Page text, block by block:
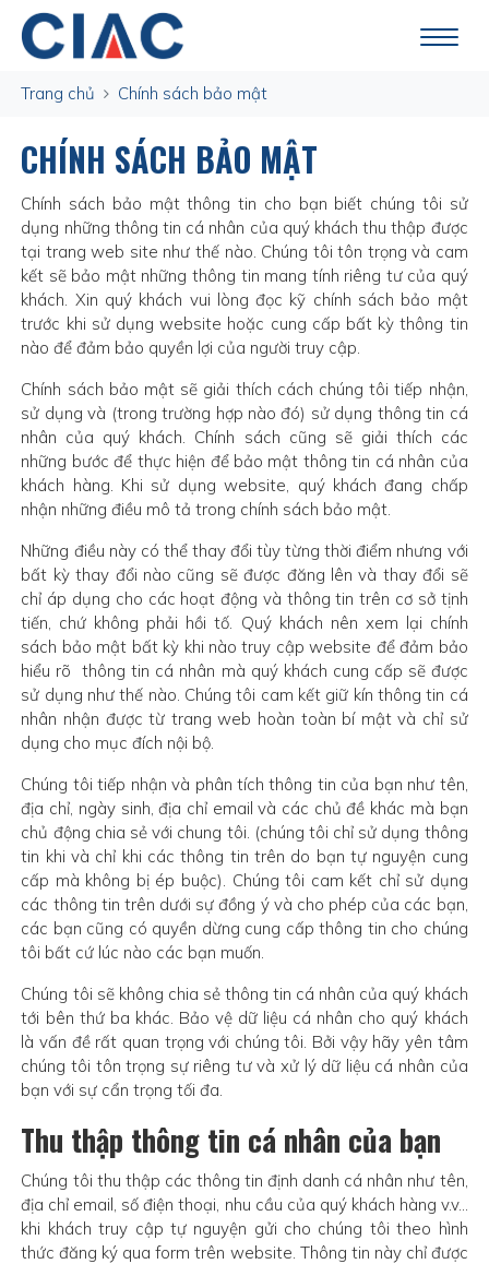
Trang chủ Chính sách bảo mật
CHÍNH SÁCH BẢO MẬT
Chính sách bảo mật thông tin cho bạn biết chúng tôi sử
dụng những thông tin cá nhân của quý khách thu thập được
tại trang web site như thế nào. Chúng tôi tôn trọng và cam
kết sẽ bảo mật những thông tin mang tính riêng tư của quý
khách. Xin quý khách vui lòng đọc kỹ chính sách bảo mật
trước khi sử dụng website hoặc cung cấp bất kỳ thông tin
nào để đảm bảo quyền lợi của người truy cập.
Chính sách bảo mật sẽ giải thích cách chúng tôi tiếp nhận,
sử dụng và (trong trường hợp nào đó) sử dụng thông tin cá
nhân của quý khách. Chính sách cũng sẽ giải thích các
những bước để thực hiện để bảo mật thông tin cá nhân của
khách hàng. Khi sử dụng website, quý khách đang chấp
nhận những điều mô tả trong chính sách bảo mật.
Những điều này có thể thay đổi tùy từng thời điểm nhưng với
bất kỳ thay đổi nào cũng sẽ được đăng lên và thay đổi sẽ
chỉ áp dụng cho các hoạt động và thông tin trên cơ sở tịnh
tiến, chứ không phải hồi tố. Quý khách nên xem lại chính
sách bảo mật bất kỳ khi nào truy cập website để đảm bảo
hiểu rõ thông tin cá nhân mà quý khách cung cấp sẽ được
sử dụng như thế nào. Chúng tôi cam kết giữ kín thông tin cá
nhân nhận được từ trang web hoàn toàn bí mật và chỉ sử
dụng cho mục đích nội bộ.
Chúng tôi tiếp nhận và phân tích thông tin của bạn như tên,
địa chỉ, ngày sinh, địa chỉ email và các chủ đề khác mà bạn
chủ động chia sẻ với chung tôi. (chúng tôi chỉ sử dụng thông
tin khi và chỉ khi các thông tin trên do bạn tự nguyện cung
cấp mà không bị ép buộc). Chúng tôi cam kết chỉ sử dụng
các thông tin trên dưới sự đồng ý và cho phép của các bạn,
các bạn cũng có quyền dừng cung cấp thông tin cho chúng
tôi bất cứ lúc nào các bạn muốn.
Chúng tôi sẽ không chia sẻ thông tin cá nhân của quý khách
tới bên thứ ba khác. Bảo vệ dữ liệu cá nhân cho quý khách
là vấn đề rất quan trọng với chúng tôi. Bởi vậy hãy yên tâm
chúng tôi tôn trọng sự riêng tư và xử lý dữ liệu cá nhân của
bạn với sự cẩn trọng tối đa.
Thu thập thông tin cá nhân của bạn
Chúng tôi thu thập các thông tin định danh cá nhân như tên,
địa chỉ email, số điện thoại, nhu cầu của quý khách hàng v.v…
khi khách truy cập tự nguyện gửi cho chúng tôi theo hình
thức đăng ký qua form trên website. Thông tin này chỉ được